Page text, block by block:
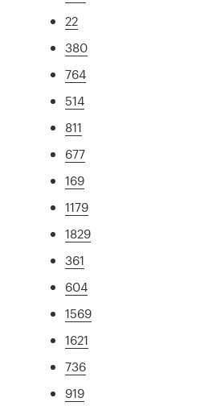
22
380
764
514
811
677
169
1179
1829
361
604
1569
1621
736
919